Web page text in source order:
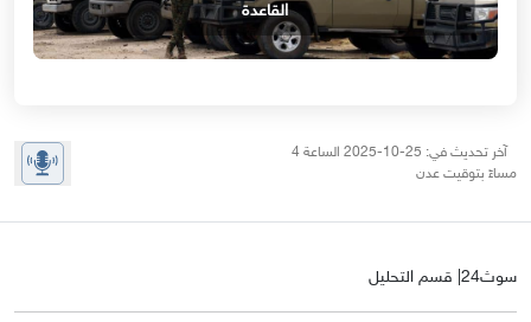
القاعدة
آخر تحديث في: 25-10-2025 الساعة 4
مساءً بتوقيت عدن
سوث24| قسم التحليل